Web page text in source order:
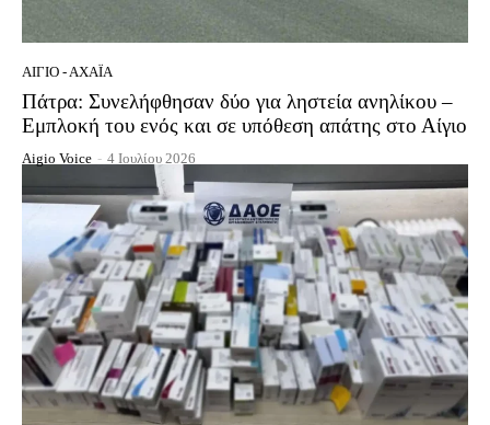
ΑΊΓΙΟ - ΑΧΑΪ́Α
Πάτρα: Συνελήφθησαν δύο για ληστεία ανηλίκου –
Εμπλοκή του ενός και σε υπόθεση απάτης στο Αίγιο
Aigio Voice - 4 Ιουλίου 2026